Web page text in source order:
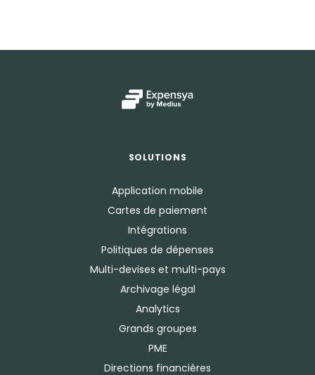
SOLUTIONS
Application mobile
Cartes de paiement
Intégrations
Politiques de dépenses
Multi-devises et multi-pays
Archivage légal
Analytics
Grands groupes
PME
Directions financières